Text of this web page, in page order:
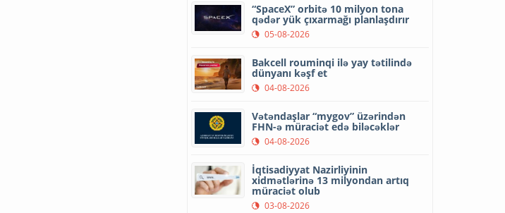
“SpaceX” orbitə 10 milyon tona
qədər yük çıxarmağı planlaşdırır
05-08-2026
Bakcell rouminqi ilə yay tətilində
dünyanı kəşf et
04-08-2026
Vətəndaşlar “mygov” üzərindən
FHN-ə müraciət edə biləcəklər
04-08-2026
İqtisadiyyat Nazirliyinin
xidmətlərinə 13 milyondan artıq
müraciət olub
03-08-2026